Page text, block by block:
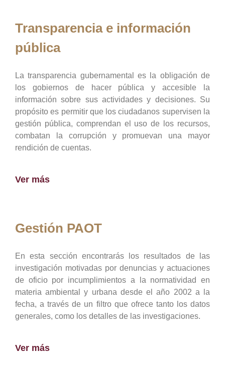
Transparencia e información
pública
La transparencia gubernamental es la obligación de
los gobiernos de hacer pública y accesible la
información sobre sus actividades y decisiones. Su
propósito es permitir que los ciudadanos supervisen la
gestión pública, comprendan el uso de los recursos,
combatan la corrupción y promuevan una mayor
rendición de cuentas.
Ver más
Gestión PAOT
En esta sección encontrarás los resultados de las
investigación motivadas por denuncias y actuaciones
de oficio por incumplimientos a la normatividad en
materia ambiental y urbana desde el año 2002 a la
fecha, a través de un filtro que ofrece tanto los datos
generales, como los detalles de las investigaciones.
Ver más